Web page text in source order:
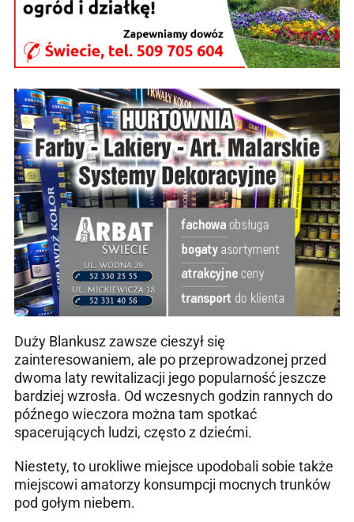
Duży Blankusz zawsze cieszył się
zainteresowaniem, ale po przeprowadzonej przed
dwoma laty rewitalizacji jego popularność jeszcze
bardziej wzrosła. Od wczesnych godzin rannych do
późnego wieczora można tam spotkać
spacerujących ludzi, często z dziećmi.
Niestety, to urokliwe miejsce upodobali sobie także
miejscowi amatorzy konsumpcji mocnych trunków
pod gołym niebem.